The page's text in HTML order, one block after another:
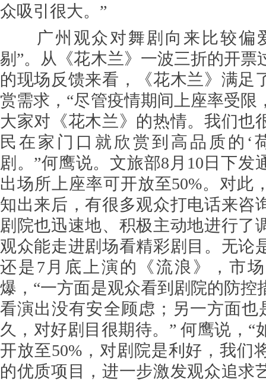
众吸引很大。”
广州观众对舞剧向来比较偏
剔”。从《花木兰》一波三折的开票
的现场反馈来看，《花木兰》满足
赏需求，“尽管疫情期间上座率受限
大家对《花木兰》的热情。我们也
民在家门口就欣赏到高品质的‘
剧。”何鹰说。文旅部8月10日下发
出场所上座率可开放至50%。对此
知出来后，有很多观众打电话来咨
剧院也迅速地、积极主动地进行了
观众能走进剧场看精彩剧目。无论
还是7月底上演的《流浪》，市
爆，“一方面是观众看到剧院的防控
看演出没有安全顾虑；另一方面也
久，对好剧目很期待。” 何鹰说，“
开放至50%，对剧院是利好，我们
的优质项目，进一步激发观众追求